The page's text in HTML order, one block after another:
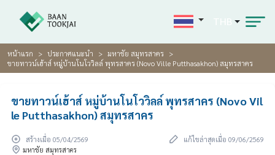
หน้าแรก ประกาศแนะนำ
มหาชัย สมุทรสาคร
ขายทาวน์เฮ้าส์ หมู่บ้านโนโววิลล์ พุทรสาคร (Novo Ville Putthasakhon) สมุทรสาคร
ขายทาวน์เฮ้าส์ หมู่บ้านโนโววิลล์ พุทรสาคร (Novo Vil
le Putthasakhon) สมุทรสาคร
สร้างเมื่อ 05/04/2569
แก้ไขล่าสุดเมื่อ 09/06/2569
มหาชัย สมุทรสาคร